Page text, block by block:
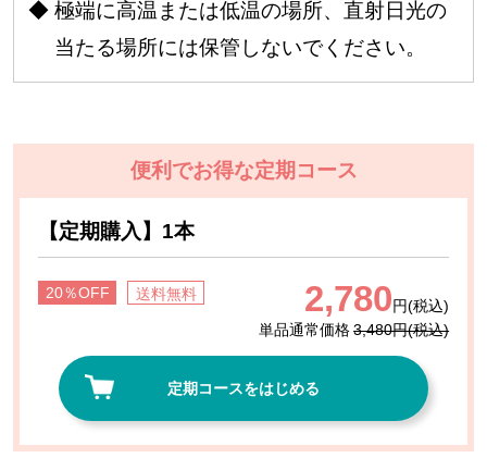
極端に高温または低温の場所、直射日光の
当たる場所には保管しないでください。
便利でお得な定期コース
【定期購入】1本
20％OFF 送料無料 2,780円(税込)
単品通常価格 3,480円(税込)
定期コースをはじめる